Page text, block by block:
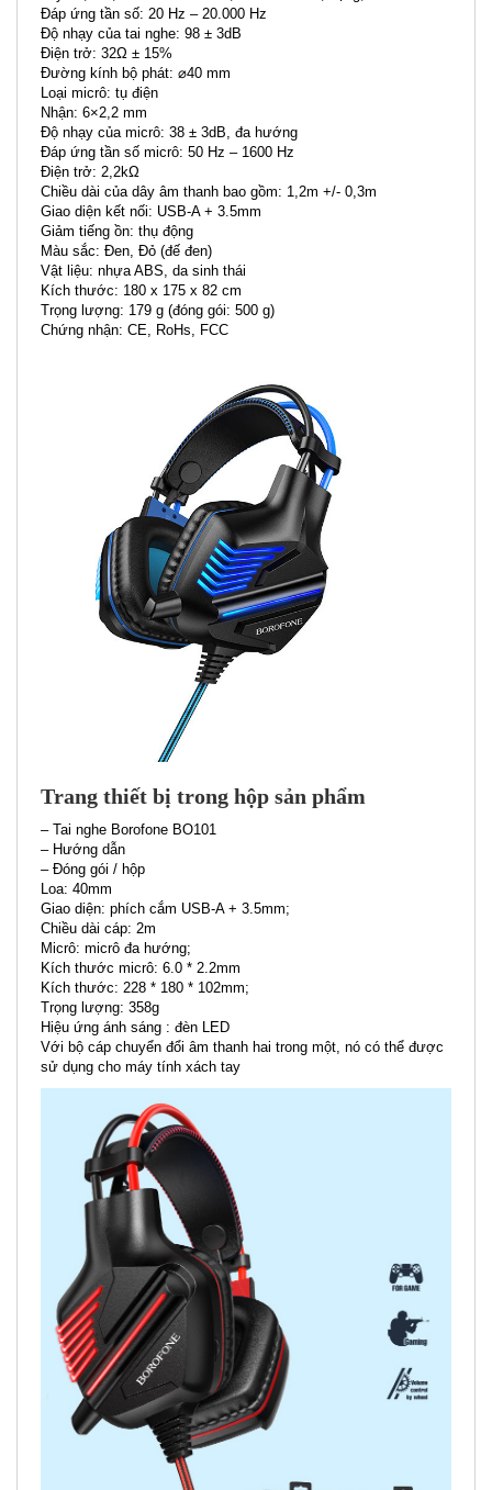
Đáp ứng tần số: 20 Hz – 20.000 Hz
Độ nhạy của tai nghe: 98 ± 3dB
Điện trở: 32Ω ± 15%
Đường kính bộ phát: ⌀40 mm
Loại micrô: tụ điện
Nhận: 6×2,2 mm
Độ nhạy của micrô: 38 ± 3dB, đa hướng
Đáp ứng tần số micrô: 50 Hz – 1600 Hz
Điện trở: 2,2kΩ
Chiều dài của dây âm thanh bao gồm: 1,2m +/- 0,3m
Giao diện kết nối: USB-A + 3.5mm
Giảm tiếng ồn: thụ động
Màu sắc: Đen, Đỏ (đế đen)
Vật liệu: nhựa ABS, da sinh thái
Kích thước: 180 x 175 x 82 cm
Trọng lượng: 179 g (đóng gói: 500 g)
Chứng nhận: CE, RoHs, FCC
Trang thiết bị trong hộp sản phẩm
– Tai nghe Borofone BO101
– Hướng dẫn
– Đóng gói / hộp
Loa: 40mm
Giao diện: phích cắm USB-A + 3.5mm;
Chiều dài cáp: 2m
Micrô: micrô đa hướng;
Kích thước micrô: 6.0 * 2.2mm
Kích thước: 228 * 180 * 102mm;
Trọng lượng: 358g
Hiệu ứng ánh sáng : đèn LED
Với bộ cáp chuyển đổi âm thanh hai trong một, nó có thể được
sử dụng cho máy tính xách tay